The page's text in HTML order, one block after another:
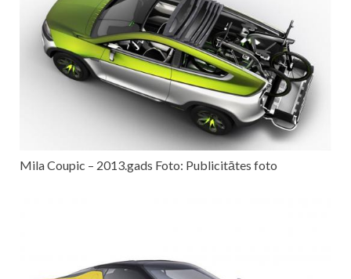
Mila Coupic – 2013.gads Foto: Publicitātes foto